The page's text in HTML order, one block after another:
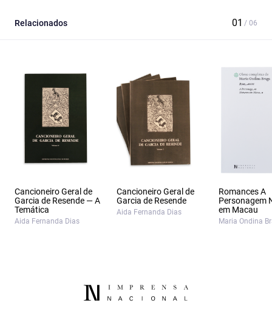
Relacionados
Cancioneiro Geral de
Garcia de Resende — A
Temática
Aida Fernanda Dias
Cancioneiro Geral de
Garcia de Resende
Aida Fernanda Dias
Romances A
Personagem
em Macau
Maria Ondina